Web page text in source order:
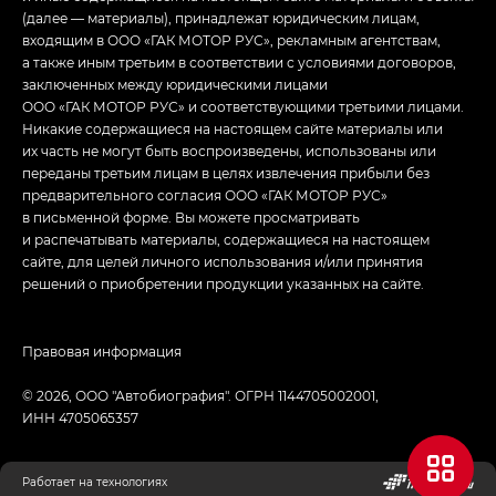
(далее — материалы), принадлежат юридическим лицам,
входящим в ООО «ГАК МОТОР РУС», рекламным агентствам,
а также иным третьим в соответствии с условиями договоров,
заключенных между юридическими лицами
ООО «ГАК МОТОР РУС» и соответствующими третьими лицами.
Никакие содержащиеся на настоящем сайте материалы или
их часть не могут быть воспроизведены, использованы или
переданы третьим лицам в целях извлечения прибыли без
предварительного согласия ООО «ГАК МОТОР РУС»
в письменной форме. Вы можете просматривать
и распечатывать материалы, содержащиеся на настоящем
сайте, для целей личного использования и/или принятия
решений о приобретении продукции указанных на сайте.
© 2026, ООО "Автобиография". ОГРН 1144705002001,
ИНН 4705065357
Правовая информация
Работает на технологиях